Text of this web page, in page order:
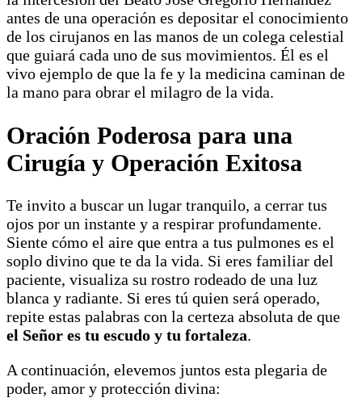
antes de una operación es depositar el conocimiento
de los cirujanos en las manos de un colega celestial
que guiará cada uno de sus movimientos. Él es el
vivo ejemplo de que la fe y la medicina caminan de
la mano para obrar el milagro de la vida.
Oración Poderosa para una
Cirugía y Operación Exitosa
Te invito a buscar un lugar tranquilo, a cerrar tus
ojos por un instante y a respirar profundamente.
Siente cómo el aire que entra a tus pulmones es el
soplo divino que te da la vida. Si eres familiar del
paciente, visualiza su rostro rodeado de una luz
blanca y radiante. Si eres tú quien será operado,
repite estas palabras con la certeza absoluta de que
el Señor es tu escudo y tu fortaleza.
A continuación, elevemos juntos esta plegaria de
poder, amor y protección divina: